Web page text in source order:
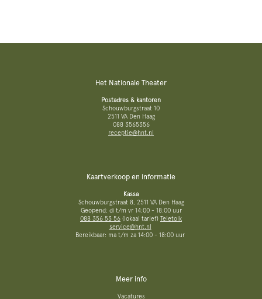
Het Nationale Theater
Postadres & kantoren
Schouwburgstraat 10
2511 VA Den Haag
088 3565356
receptie@hnt.nl
Kaartverkoop en informatie
Kassa
Schouwburgstraat 8, 2511 VA Den Haag
Geopend: di t/m vr 14:00 - 18:00 uur
088 356 53 56 (lokaal tarief) Teletolk
service@hnt.nl
Bereikbaar: ma t/m za 14:00 - 18:00 uur
Meer info
Vacatures